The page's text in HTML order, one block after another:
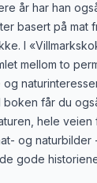
år har han
basert på mat
I
mellom to
boken får du
hele
og
gode